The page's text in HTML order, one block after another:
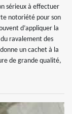
sérieux à effectuer
notoriété pour son
d’appliquer la
ravalement des
un cachet à la
de grande qualité,